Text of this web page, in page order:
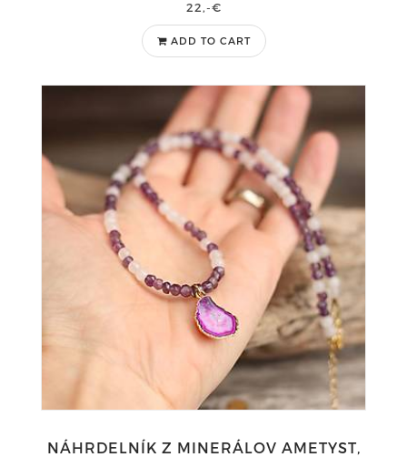
22,-€
ADD TO CART
NÁHRDELNÍK Z MINERÁLOV AMETYST,